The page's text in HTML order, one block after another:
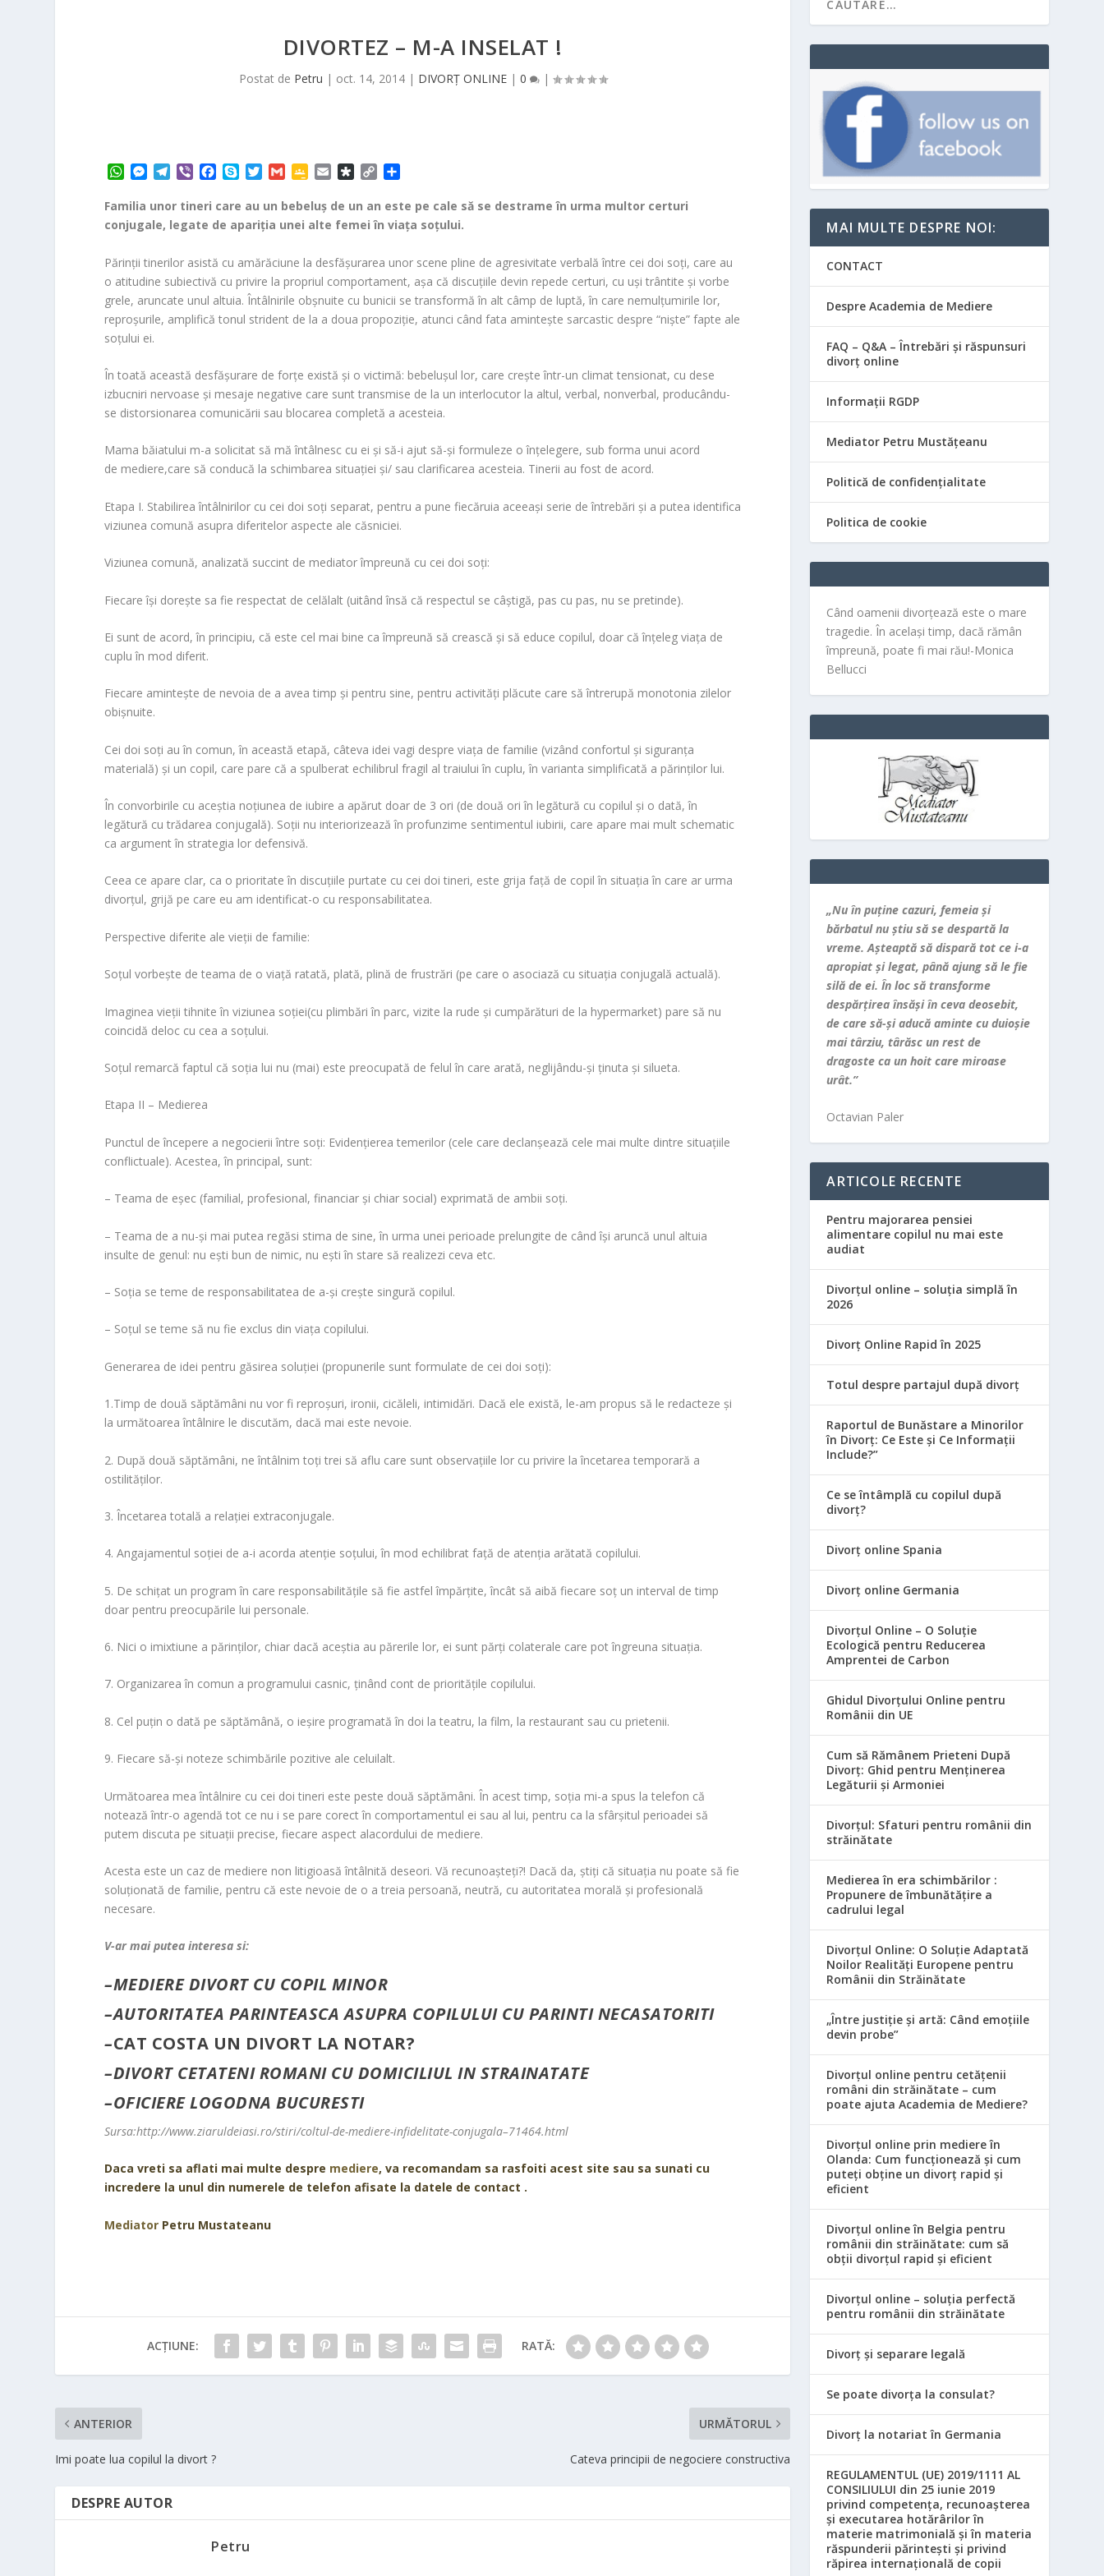
DIVORTEZ – M-A INSELAT !
Postat de Petru | oct. 14, 2014| DIVORȚ ONLINE| 0 |
W
a
t
s
p
p
M
s
s
g
e
r
T
l
e
r
a
m
V
b
e
c
e
o
o
k
y
p
e
T
i
t
t
e
r
G
a
i
G
o
g
C
l
a
s
o
o
m
a
D
a
s
r
a
p
y
n
k
r
t
a
e
a
z
ă
Familia unor tineri care au un bebeluş de un an este pe cale să se destrame în urma multor certuri
conjugale, legate de apariţia unei alte femei în viaţa soţului.
Părinţii tinerilor asistă cu amărăciune la desfăşurarea unor scene pline de agresivitate verbală între cei doi soţi, care au
o atitudine subiectivă cu privire la propriul comportament, aşa că discuţiile devin repede certuri, cu uşi trântite şi vorbe
grele, aruncate unul altuia. Întâlnirile obşnuite cu bunicii se transformă în alt câmp de luptă, în care nemulţumirile lor,
reproşurile, amplifică tonul strident de la a doua propoziţie, atunci când fata aminteşte sarcastic despre “nişte” fapte ale
soţului ei.
În toată această desfăşurare de forţe există şi o victimă: bebeluşul lor, care creşte într-un climat tensionat, cu dese
izbucniri nervoase şi mesaje negative care sunt transmise de la un interlocutor la altul, verbal, nonverbal, producându-
se distorsionarea comunicării sau blocarea completă a acesteia.
Mama băiatului m-a solicitat să mă întâlnesc cu ei şi să-i ajut să-şi formuleze o înţelegere, sub forma unui acord
de mediere,care să conducă la schimbarea situaţiei şi/ sau clarificarea acesteia. Tinerii au fost de acord.
Etapa I. Stabilirea întâlnirilor cu cei doi soţi separat, pentru a pune fiecăruia aceeaşi serie de întrebărişi a putea identifica
viziunea comună asupra diferitelor aspecte ale căsniciei.
Viziunea comună, analizată succint de mediator împreună cu cei doi soţi:
Fiecare îşi doreşte sa fie respectat de celălalt (uitând însă că respectul se câştigă, pas cu pas, nu se pretinde).
Ei sunt de acord, în principiu, că este cel mai bine ca împreună să crească şi să educe copilul, doar că înţeleg viaţa de
cuplu în mod diferit.
Fiecare aminteşte de nevoia de a avea timp şi pentru sine, pentru activităţi plăcute care să întrerupă monotonia zilelor
obişnuite.
Cei doi soţi au în comun, în această etapă, câteva idei vagi despre viaţa de familie (vizând confortul şi siguranţa
materială)şi un copil, care pare că a spulberat echilibrul fragil al traiului în cuplu, în varianta simplificată a părinţilor lui.
În convorbirile cu aceştia noţiunea de iubire a apărut doar de 3 ori (de două ori în legătură cu copilul şi o dată, în
legătură cu trădarea conjugală). Soţii nu interiorizează în profunzime sentimentul iubirii, care apare mai mult schematic
ca argument în strategia lor defensivă.
Ceea ce apare clar, ca o prioritate în discuţiile purtate cu cei doi tineri, este grija faţă de copil în situaţia în care ar urma
divorţul, grijă pe care eu am identificat-o cu responsabilitatea.
Perspective diferite ale vieţii de familie:
Soţul vorbeşte deteama de o viaţă ratată, plată, plină de frustrări (pe care o asociază cu situaţia conjugală actuală).
Imaginea vieţii tihnite în viziunea soţiei(cu plimbări în parc, vizite la rude şi cumpărături de la hypermarket) pare să nu
coincidă deloc cu cea a soţului.
Soţul remarcă faptul că soţia lui nu (mai) este preocupată de felul în care arată, neglijându-şi ţinuta şi silueta.
Etapa II – Medierea
Punctul de începere a negocierii între soţi: Evidenţierea temerilor (cele care declanşează cele mai multe dintre situaţiile
conflictuale). Acestea, în principal, sunt:
– Teama de eşec (familial, profesional, financiar şi chiar social) exprimată de ambii soţi.
– Teama de a nu-şi mai putea regăsi stima de sine, în urma unei perioade prelungite de când îşi aruncă unul altuia
insulte de genul: nu eşti bun de nimic, nu eşti în stare să realizezi ceva etc.
– Soţia se teme de responsabilitatea de a-şi creşte singură copilul.
– Soţul se teme să nu fie exclus din viaţa copilului.
Generarea de idei pentru găsirea soluţiei (propunerile sunt formulate de cei doi soţi):
1.Timp de două săptămâni nu vor fi reproşuri, ironii, cicăleli, intimidări. Dacă ele există, le-am propus să le redacteze şi
la următoarea întâlnire le discutăm, dacă mai este nevoie.
2. După două săptămâni, ne întâlnim toţi trei să aflu care sunt observaţiile lor cu privire la încetarea temporară a
ostilităţilor.
3. Încetarea totală a relaţiei extraconjugale.
4. Angajamentul soţiei de a-i acorda atenţie soţului, în mod echilibrat faţă de atenţia arătată copilului.
5. De schiţat un program în care responsabilităţile să fie astfel împărţite, încât să aibă fiecare soţ un interval de timp
doar pentru preocupările lui personale.
6. Nici o imixtiune a părinţilor, chiar dacă aceştia au părerile lor, ei sunt părţi colaterale care pot îngreuna situaţia.
7. Organizarea în comun a programului casnic, ţinând cont de priorităţile copilului.
8. Cel puţin o dată pe săptămână, o ieşire programată în doi la teatru, la film, la restaurant sau cu prietenii.
9. Fiecare să-şi noteze schimbările pozitive ale celuilalt.
Următoarea mea întâlnire cu cei doi tineri este peste două săptămâni. În acest timp, soţia mi-a spus la telefon că
notează într-o agendă tot ce nu i se pare corect în comportamentul ei sau al lui, pentru ca la sfârşitul perioadei să
putem discuta pe situaţii precise, fiecare aspect alacordului de mediere.
Acesta este un caz de mediere non litigioasă întâlnită deseori. Vă recunoaşteţi?! Dacă da, ştiţi că situaţia nu poate să fie
soluţionată de familie, pentru că este nevoie de o a treia persoană, neutră, cu autoritatea morală şi profesională
necesare.
V-ar mai putea interesa si:
–MEDIERE DIVORT CU COPIL MINOR
–AUTORITATEA PARINTEASCA ASUPRA COPILULUI CU PARINTI NECASATORITI
–CAT COSTA UN DIVORT LA NOTAR?
–DIVORT CETATENI ROMANI CU DOMICILIUL IN STRAINATATE
–OFICIERE LOGODNA BUCURESTI
Sursa:http://www.ziaruldeiasi.ro/stiri/coltul-de-mediere-infidelitate-conjugala–71464.html
Daca vreti sa aflati mai multe despre mediere, va recomandam sa rasfoiti acest site sau sa sunati cu
incredere la unul din numerele de telefon afisate la datele de contact .
Mediator Petru Mustateanu
ACȚIUNE: RATĂ:
ANTERIOR
Imi poate lua copilul la divort ?
URMĂTORUL
Cateva principii de negociere constructiva
DESPRE AUTOR
Petru
MAI MULTE DESPRE NOI:
CONTACT
Despre Academia de Mediere
FAQ – Q&A – Întrebări și răspunsuri
divorț online
Informații RGDP
Mediator Petru Mustățeanu
Politică de confidențialitate
Politica de cookie
Când oamenii divorțează este o mare
tragedie. În același timp, dacă rămân
împreună, poate fi mai rău!-Monica
Bellucci
„Nu în puţine cazuri, femeia şi
bărbatul nu ştiu să se despartă la
vreme. Aşteaptă să dispară tot ce i-a
apropiat şi legat, până ajung să le fie
silă de ei. În loc să transforme
despărţirea însăşi în ceva deosebit,
de care să-şi aducă aminte cu duioşie
mai târziu, târăsc un rest de
dragoste ca un hoit care miroase
urât.”
Octavian Paler
ARTICOLE RECENTE
Pentru majorarea pensiei
alimentare copilul nu mai este
audiat
Divorțul online – soluția simplă în
2026
Divorț Online Rapid în 2025
Totul despre partajul după divorț
Raportul de Bunăstare a Minorilor
în Divorț: Ce Este și Ce Informații
Include?”
Ce se întâmplă cu copilul după
divorț?
Divorț online Spania
Divorț online Germania
Divorțul Online – O Soluție
Ecologică pentru Reducerea
Amprentei de Carbon
Ghidul Divorțului Online pentru
Românii din UE
Cum să Rămânem Prieteni După
Divorț: Ghid pentru Menținerea
Legăturii și Armoniei
Divorțul: Sfaturi pentru românii din
străinătate
Medierea în era schimbărilor :
Propunere de îmbunătățire a
cadrului legal
Divorțul Online: O Soluție Adaptată
Noilor Realități Europene pentru
Românii din Străinătate
„Între justiție și artă: Când emoțiile
devin probe”
Divorțul online pentru cetățenii
români din străinătate – cum
poate ajuta Academia de Mediere?
Divorțul online prin mediere în
Olanda: Cum funcționează și cum
puteți obține un divorț rapid și
eficient
Divorțul online în Belgia pentru
românii din străinătate: cum să
obții divorțul rapid și eficient
Divorțul online – soluția perfectă
pentru românii din străinătate
Divorț și separare legală
Se poate divorța la consulat?
Divorț la notariat în Germania
REGULAMENTUL (UE) 2019/1111 AL
CONSILIULUI din 25 iunie 2019
privind competența, recunoașterea
și executarea hotărârilor în
materie matrimonială și în materia
răspunderii părintești și privind
răpirea internațională de copii